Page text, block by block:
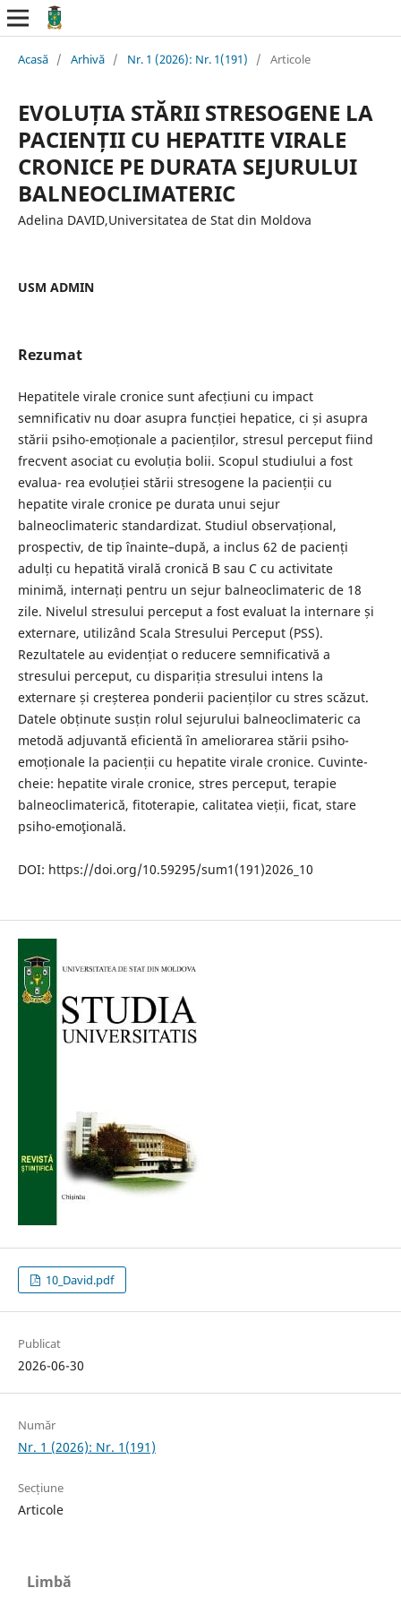
Acasă / Arhivă / Nr. 1 (2026): Nr. 1(191) / Articole
EVOLUȚIA STĂRII STRESOGENE LA
PACIENȚII CU HEPATITE VIRALE
CRONICE PE DURATA SEJURULUI
BALNEOCLIMATERIC
Adelina DAVID,Universitatea de Stat din Moldova
USM ADMIN
Rezumat
Hepatitele virale cronice sunt afecțiuni cu impact
semnificativ nu doar asupra funcției hepatice, ci și asupra
stării psiho-emoționale a pacienților, stresul perceput fiind
frecvent asociat cu evoluția bolii. Scopul studiului a fost
evalua- rea evoluției stării stresogene la pacienții cu
hepatite virale cronice pe durata unui sejur
balneoclimateric standardizat. Studiul observațional,
prospectiv, de tip înainte–după, a inclus 62 de pacienți
adulți cu hepatită virală cronică B sau C cu activitate
minimă, internați pentru un sejur balneoclimateric de 18
zile. Nivelul stresului perceput a fost evaluat la internare și
externare, utilizând Scala Stresului Perceput (PSS).
Rezultatele au evidențiat o reducere semnificativă a
stresului perceput, cu dispariția stresului intens la
externare și creșterea ponderii pacienților cu stres scăzut.
Datele obținute susțin rolul sejurului balneoclimateric ca
metodă adjuvantă eficientă în ameliorarea stării psiho-
emoționale la pacienții cu hepatite virale cronice. Cuvinte-
cheie: hepatite virale cronice, stres perceput, terapie
balneoclimaterică, fitoterapie, calitatea vieții, ficat, stare
psiho-emoţională.
DOI: https://doi.org/10.59295/sum1(191)2026_10
10_David.pdf
Publicat
2026-06-30
Număr
Nr. 1 (2026): Nr. 1(191)
Secțiune
Articole
Limbă